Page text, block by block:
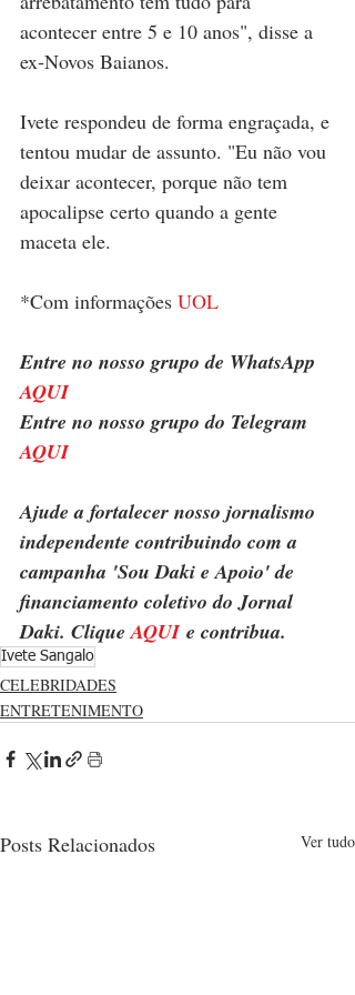
acontecer entre 5 e 10 anos", disse a
ex-Novos Baianos.
Ivete respondeu de forma engraçada, e
tentou mudar de assunto. "Eu não vou
deixar acontecer, porque não tem
apocalipse certo quando a gente
maceta ele.
*Com informações UOL
Entre no nosso grupo de WhatsApp
AQUI
Entre no nosso grupo do Telegram
AQUI
Ajude a fortalecer nosso jornalismo
independente contribuindo com a
campanha 'Sou Daki e Apoio' de
financiamento coletivo do Jornal
Daki. Clique AQUI e contribua.
Ivete Sangalo
CELEBRIDADES
ENTRETENIMENTO
Posts Relacionados Ver tudo